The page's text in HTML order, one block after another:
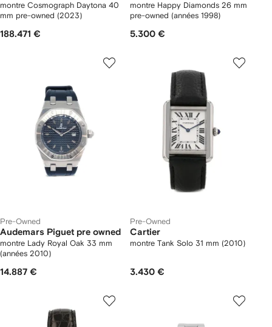
montre Cosmograph Daytona 40
mm pre-owned (2023)
188.471 €
montre Happy Diamonds 26 mm
pre-owned (années 1998)
5.300 €
Pre-Owned
Audemars Piguet pre owned
montre Lady Royal Oak 33 mm
(années 2010)
14.887 €
Pre-Owned
Cartier
montre Tank Solo 31 mm (2010)
3.430 €